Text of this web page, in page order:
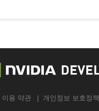
이용 약관 개인정보 보호정책